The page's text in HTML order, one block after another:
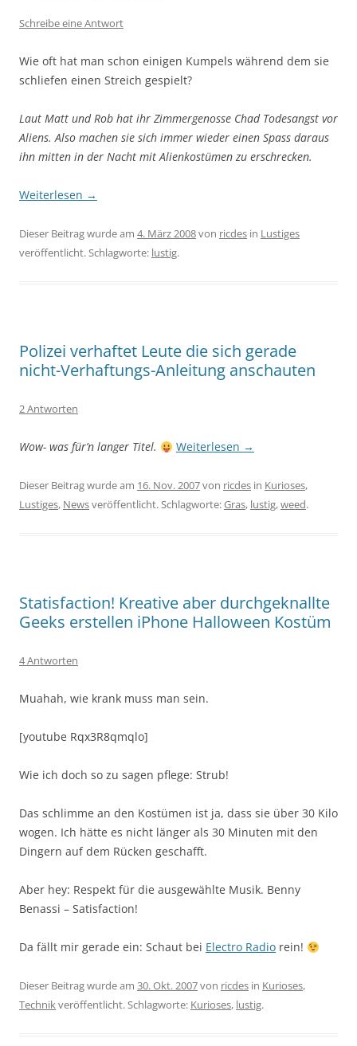
Schreibe eine Antwort
Wie oft hat man schon einigen Kumpels während dem sie
schliefen einen Streich gespielt?
Laut Matt und Rob hat ihr Zimmergenosse Chad Todesangst vor
Aliens. Also machen sie sich immer wieder einen Spass daraus
ihn mitten in der Nacht mit Alienkostümen zu erschrecken.
Weiterlesen →
Dieser Beitrag wurde am 4. März 2008von ricdes in Lustiges
veröffentlicht. Schlagworte: lustig.
Polizei verhaftet Leute die sich gerade
nicht-Verhaftungs-Anleitung anschauten
2 Antworten
Wow- was für’n langer Titel. Weiterlesen →
Dieser Beitrag wurde am 16. Nov. 2007von ricdes in Kurioses,
Lustiges, Newsveröffentlicht. Schlagworte:Gras, lustig,weed.
Statisfaction! Kreative aber durchgeknallte
Geeks erstellen iPhone Halloween Kostüm
4 Antworten
Muahah, wie krank muss man sein.
[youtube Rqx3R8qmqlo]
Wie ich doch so zu sagen pflege: Strub!
Das schlimme an den Kostümen ist ja, dass sie über 30 Kilo
wogen. Ich hätte es nicht länger als 30 Minuten mit den
Dingern auf dem Rücken geschafft.
Aber hey: Respekt für die ausgewählte Musik. Benny
Benassi – Satisfaction!
Da fällt mir gerade ein: Schaut bei Electro Radio rein!
Dieser Beitrag wurde am 30. Okt. 2007von ricdes in Kurioses,
Technikveröffentlicht. Schlagworte: Kurioses, lustig.